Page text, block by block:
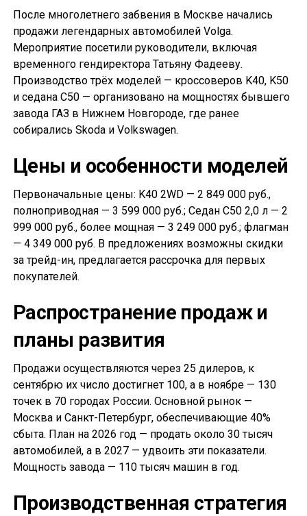
После многолетнего забвения в Москве начались
продажи легендарных автомобилей Volga.
Мероприятие посетили руководители, включая
временного гендиректора Татьяну Фадееву.
Производство трёх моделей — кроссоверов K40, K50
и седана С50 — организовано на мощностях бывшего
завода ГАЗ в Нижнем Новгороде, где ранее
собирались Skoda и Volkswagen.
Цены и особенности моделей
Первоначальные цены: K40 2WD — 2 849 000 руб.,
полноприводная — 3 599 000 руб.; Седан С50 2,0 л — 2
999 000 руб., более мощная — 3 249 000 руб.; флагман
— 4 349 000 руб. В предложениях возможны скидки
за трейд-ин, предлагается рассрочка для первых
покупателей.
Распространение продаж и
планы развития
Продажи осуществляются через 25 дилеров, к
сентябрю их число достигнет 100, а в ноябре — 130
точек в 70 городах России. Основной рынок —
Москва и Санкт-Петербург, обеспечивающие 40%
сбыта. План на 2026 год — продать около 30 тысяч
автомобилей, а в 2027 — удвоить эти показатели.
Мощность завода — 110 тысяч машин в год.
Производственная стратегия